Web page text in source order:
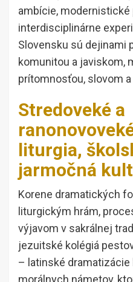
ambície,
interdisciplinárne
Slovensku sú dejinami
komunitou a javiskom,
prítomnosťou, slovom
Stredoveké a
liturgia,
jarmočná
Korene dramatických
liturgickým hrám,
výjavom v sakrálnej
jezuitské kolégiá
– latinské